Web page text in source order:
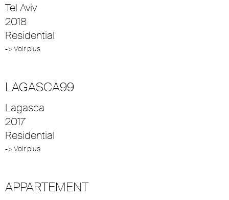
Tel Aviv
2018
Residential
-> Voir plus
LAGASCA99
Lagasca
2017
Residential
-> Voir plus
APPARTEMENT